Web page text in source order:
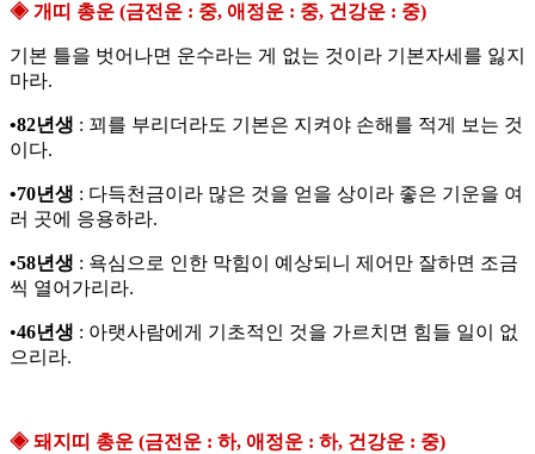
◈ 개띠 총운 (금전운 : 중, 애정운 : 중, 건강운 : 중)
기본 틀을 벗어나면 운수라는 게 없는 것이라 기본자세를 잃지
마라.
•82년생 : 꾀를 부리더라도 기본은 지켜야 손해를 적게 보는 것
이다.
•70년생 : 다득천금이라 많은 것을 얻을 상이라 좋은 기운을 여
러 곳에 응용하라.
•58년생 : 욕심으로 인한 막힘이 예상되니 제어만 잘하면 조금
씩 열어가리라.
•46년생 : 아랫사람에게 기초적인 것을 가르치면 힘들 일이 없
으리라.
◈ 돼지띠 총운 (금전운 : 하, 애정운 : 하, 건강운 : 중)